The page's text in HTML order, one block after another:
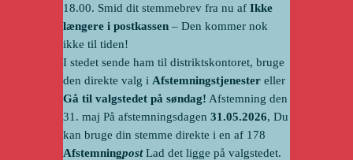
18.00. Smid dit stemmebrev fra nu af Ikke
længere i postkassen– Den kommer nok
ikke til tiden!
I stedet sende ham til distriktskontoret, bruge
den direkte valg i Afstemningstjenestereller
Gå til valgstedet på søndag! Afstemning den
31. maj På afstemningsdagen 31.05.2026, Du
kan bruge din stemme direkte i en af 178
AfstemningpostLad det ligge på valgstedet.